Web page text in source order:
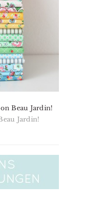
Beau Jardin!
Jardin!